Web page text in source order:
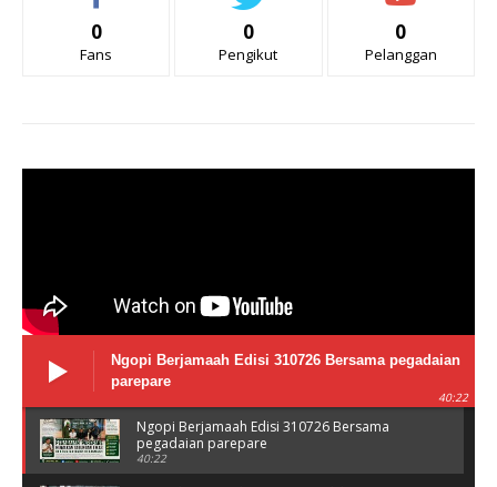
0
Fans
0
Pengikut
0
Pelanggan
Ngopi Berjamaah Edisi 310726 Bersama pegadaian
parepare
40:22
Ngopi Berjamaah Edisi 310726 Bersama
pegadaian parepare
40:22